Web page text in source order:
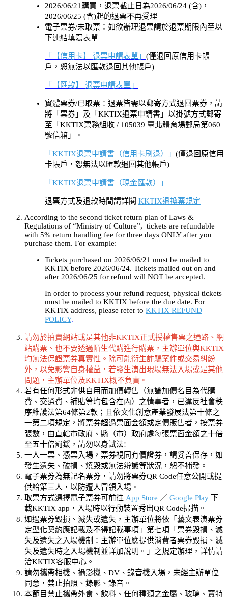
2026/06/21購買，退票截止日為2026/06/24 (含)，
2026/06/25 (含)起的退票不再受理
電子票券/未取票：如欲辦理退票請於退票期限內至以
下連結填寫表單
「【信用卡】 退票申請表單」 (僅退回原信用卡帳
戶，恕無法以匯款退回其他帳戶)
「【匯款】 退票申請表單」
實體票券/已取票：退票皆需以郵寄方式退回票券，請
將「票券」及「KKTIX退票申請書」以掛號方式郵寄
至「KKTIX票務組收 / 105039 臺北體育場郵局第060
號信箱」。
「KKTIX退票申請書（信用卡刷退）」 (僅退回原信用
卡帳戶，恕無法以匯款退回其他帳戶)
「KKTIX退票申請書（現金匯款）」
退票方式及退款時間請詳閱 KKTIX退換票規定
According to the second ticket return plan of Laws &
Regulations of “Ministry of Culture”, tickets are refundable
with 5% return handling fee for three days ONLY after you
purchase them. For example:
Tickets purchased on 2026/06/21 must be mailed to
KKTIX before 2026/06/24. Tickets mailed out on and
after 2026/06/25 for refund will NOT be accepted.
In order to process your refund request, physical tickets
must be mailed to KKTIX before the due date. For
KKTIX address, please refer to KKTIX REFUND
POLICY.
請勿於拍賣網站或是其他非KKTIX正式授權售票之通路、網
站購票、也不要透過陌生代購進行購票，主辦單位與KKTIX
均無法保證票券真實性。除可能衍生詐騙案件或交易糾紛
外，以免影響自身權益，若發生演出現場無法入場或是其他
問題，主辦單位及KKTIX概不負責。
若有任何形式非供自用而加價轉售（無論加價名目為代購
費、交通費、補貼等均包含在內）之情事者，已違反社會秩
序維護法第64條第2款；且依文化創意產業發展法第十條之
一第二項規定，將票券超過票面金額或定價販售者，按票券
張數，由直轄市政府、縣（市）政府處每張票面金額之十倍
至五十倍罰鍰，請勿以身試法!
一人一票、憑票入場，票券視同有價證券，請妥善保存，如
發生遺失、破損、燒毀或無法辨識等狀況，恕不補發。
電子票券為無記名票券，請勿將票券QR Code任意公開或提
供給第三人，以防遭人冒領入場。
取票方式選擇電子票券可前往 App Store ／ Google Play 下
載KKTIX app，入場時以行動裝置秀出QR Code掃描。
如遇票券毀損、滅失或遺失，主辦單位將依「藝文表演票券
定型化契約應記載及不得記載事項」第七項「票券毀損、滅
失及遺失之入場機制：主辦單位應提供消費者票券毀損、滅
失及遺失時之入場機制並詳加說明。」之規定辦理，詳情請
洽KKTIX客服中心。
請勿攜帶相機、攝影機、DV、錄音機入場，未經主辦單位
同意，禁止拍照、錄影、錄音。
本節目禁止攜帶外食、飲料、任何種類之金屬、玻璃、寶特